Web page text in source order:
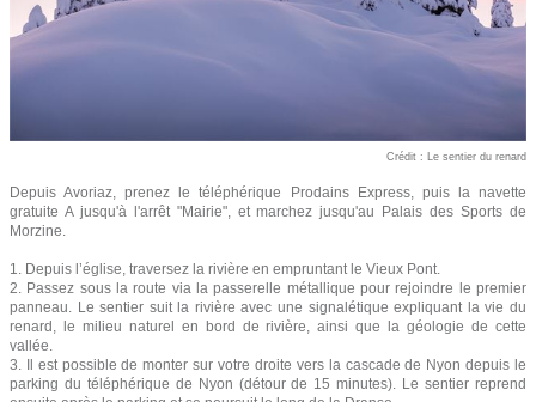
Crédit : Le sentier du renard
Depuis Avoriaz, prenez le téléphérique Prodains Express, puis la navette
gratuite A jusqu'à l'arrêt "Mairie", et marchez jusqu'au Palais des Sports de
Morzine.
1. Depuis l’église, traversez la rivière en empruntant le Vieux Pont.
2. Passez sous la route via la passerelle métallique pour rejoindre le premier
panneau. Le sentier suit la rivière avec une signalétique expliquant la vie du
renard, le milieu naturel en bord de rivière, ainsi que la géologie de cette
vallée.
3. Il est possible de monter sur votre droite vers la cascade de Nyon depuis le
parking du téléphérique de Nyon (détour de 15 minutes). Le sentier reprend